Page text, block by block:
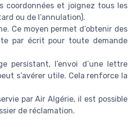
coordonnées et joignez tous les
ou de l’annulation).
Ce moyen permet d’obtenir des
par écrit pour toute demande
persistant, l’envoi d’une lettre
s’avérer utile. Cela renforce la
par Air Algérie, il est possible
de réclamation.